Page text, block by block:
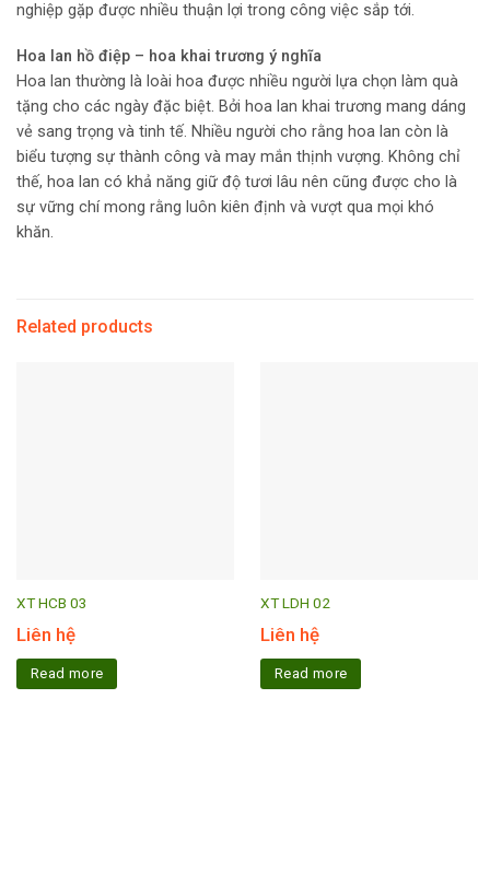
nghiệp gặp được nhiều thuận lợi trong công việc sắp tới.
Hoa lan hồ điệp – hoa khai trương ý nghĩa
Hoa lan thường là loài hoa được nhiều người lựa chọn làm quà
tặng cho các ngày đặc biệt. Bởi hoa lan khai trương mang dáng
vẻ sang trọng và tinh tế. Nhiều người cho rằng hoa lan còn là
biểu tượng sự thành công và may mắn thịnh vượng. Không chỉ
thế, hoa lan có khả năng giữ độ tươi lâu nên cũng được cho là
sự vững chí mong rằng luôn kiên định và vượt qua mọi khó
khăn.
Related products
XT HCB 03
Liên hệ
Read more
XT LDH 02
Liên hệ
Read more